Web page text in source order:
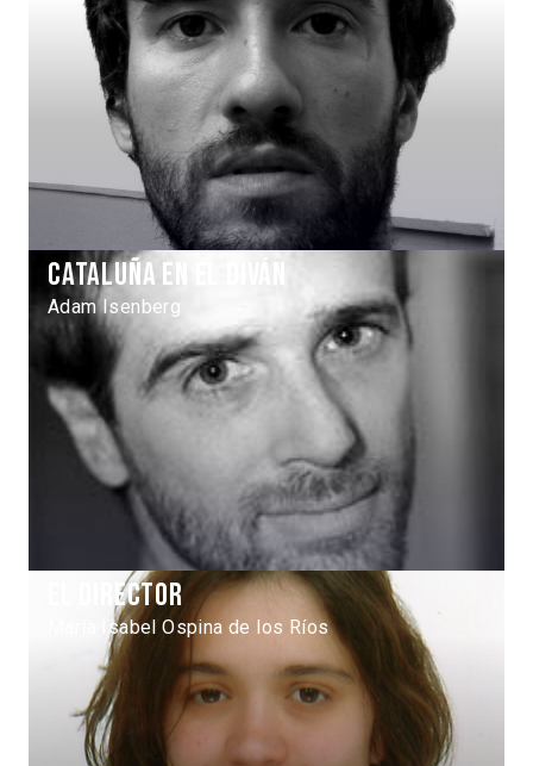
Cataluña en el diván
Adam Isenberg
El Director
María Isabel Ospina de los Ríos